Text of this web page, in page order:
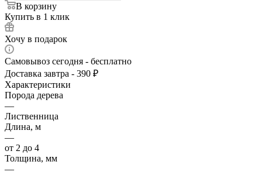
В корзину
Купить в 1 клик
Хочу в подарок
Самовывоз сегодня - бесплатно
Доставка завтра - 390 ₽
Характеристики
Порода дерева
—
Лиственница
Длина, м
—
от 2 до 4
Толщина, мм
—